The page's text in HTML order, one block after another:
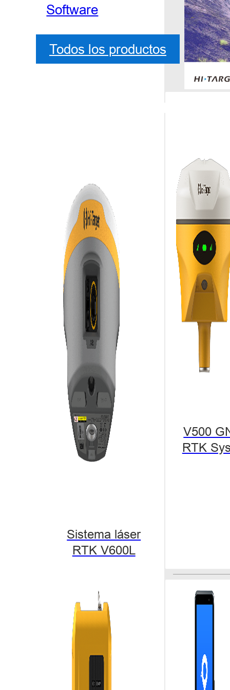
Software
Todos los productos
Sistema láser
RTK V600L
V500
RTK
Un proyecto
eficiencia
Marketing